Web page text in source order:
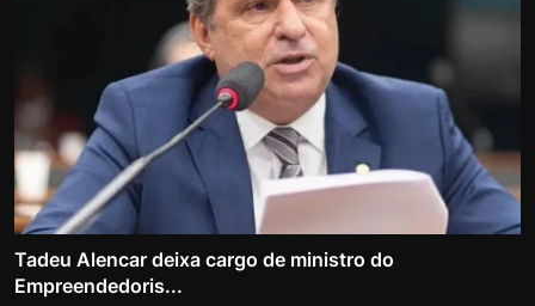
Tadeu Alencar deixa cargo de ministro do
Empreendedoris...